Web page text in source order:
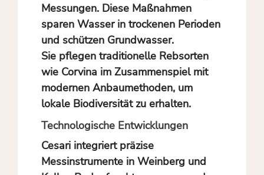
Messungen. Diese Maßnahmen
sparen Wasser in trockenen Perioden
und schützen Grundwasser.
Sie pflegen traditionelle Rebsorten
wie Corvina im Zusammenspiel mit
modernen Anbaumethoden, um
lokale Biodiversität zu erhalten.
Technologische Entwicklungen
Cesari integriert präzise
Messinstrumente in Weinberg und